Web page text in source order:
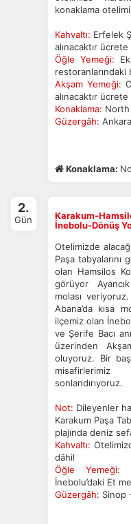
Çerez
Daha fazla bilgi için
gizlilik koşullarını
Zorunlu Çerezler
devre dışı bırakılamaz.
İstatistik Çerezleri
Ziyaretçilerin siteyi
ölçeriz. Hangi
kullanıcıların nerede
yardımcı olur.
Pazarlama Çerezleri
kullanılır.
edersiniz, ancak daha
konaklama
Kahvaltı: Erfelek
alınacaktır ücrete
Öğle Yemeği:
restoranlarındaki
Akşam Yemeği:
alınacaktır ücrete
Konaklama:
Güzergâh:
Konaklama:
2.
Gün
Karakum-
İnebolu-Dönüş
Otelimizde
Paşa
olan Hamsilos
görüyor
molası
Abana’da kısa
ilçemiz olan
ve Şerife Bacı
üzerinden
oluyoruz. Bir
sonlandırıyoruz.
Not: Dileyenler
Karakum Paşa
plajında deniz
Kahvaltı:
dâhil
Öğle Yemeği:
İnebolu’daki Et
Güzergâh: Sinop